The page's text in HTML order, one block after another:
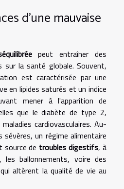
d'une mauvaise
peut entraîner des
sur la santé globale. Souvent,
est caractérisée par une
en lipides saturés et un indice
mener à l'apparition de
que le diabète de type 2,
cardiovasculaires. Au-
sévères, un régime alimentaire
source de troubles digestifs, à
ballonnements, voire des
altèrent la qualité de vie au